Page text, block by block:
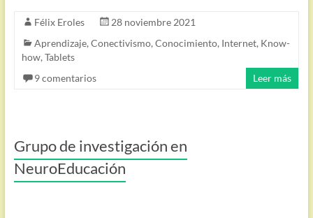
Félix Eroles
28 noviembre 2021
Aprendizaje, Conectivismo, Conocimiento, Internet, Know-
how, Tablets
9 comentarios
Leer más
Grupo de investigación en
NeuroEducación